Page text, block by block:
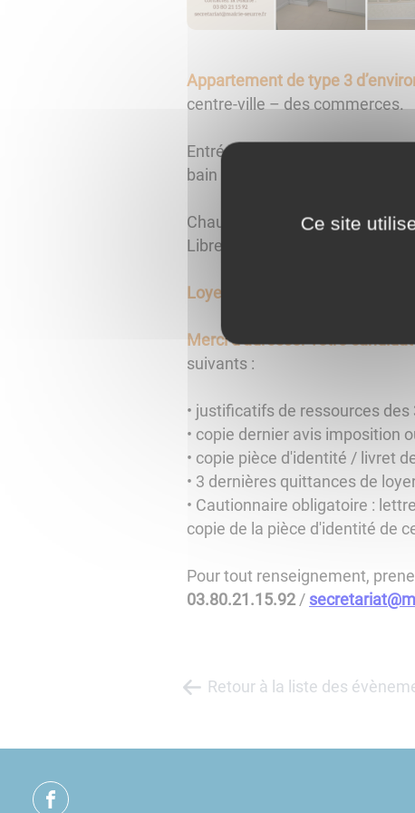
Appartement de type 3
centre-ville – des commerces.
Entrée – cuisine – grand
bain - WC – cave – grenier.
Chauffage central gaz.
Libre dès à présent.
Loyer : 530 €
Merci d'adresser votre
suivants :
• justificatifs de ressources
• copie dernier avis imposition
• copie pièce d'identité / livret
• 3 dernières quittances de
• Cautionnaire obligatoire :
copie de la pièce d'identité de
Pour tout renseignement,
03.80.21.15.92 /
Retour à la liste des
Ce site